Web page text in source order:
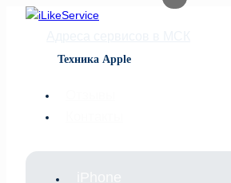
Перейти
Техника Apple